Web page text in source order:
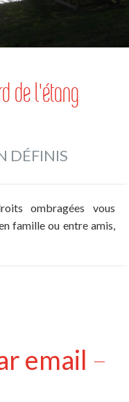
de l'étang
DÉFINIS
ombragées vous
famille ou entre amis,
email